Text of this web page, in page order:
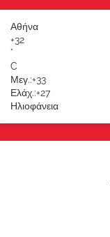
Αθήνα
+32
°
C
Μεγ.:+33
Ελάχ.:+27
Ηλιοφάνεια